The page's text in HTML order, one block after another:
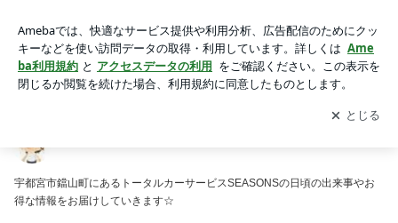
アプリをダウンロードして ブログの更新通知
を受け取りまし
ょう。
開く
宇都宮市鐺山町にあるトータルカーサービスSEASONSの日頃の出来事やお
得な情報をお届けしていきます☆